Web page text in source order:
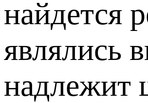
найдется
являлись
надлежит